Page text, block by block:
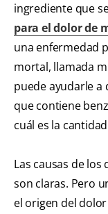
ingrediente que
para el dolor de
una enfermedad
mortal, llamada
puede ayudarle
que contiene
cuál es la
Las causas de
son claras. Pero
el origen del